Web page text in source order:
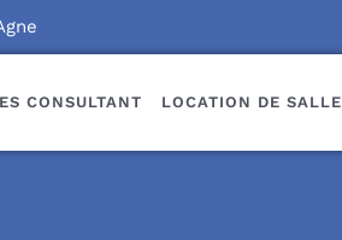
CONSULTANT LOCATION DE SALLE